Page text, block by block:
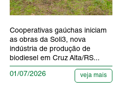
Cooperativas gaúchas iniciam
as obras da Soli3, nova
indústria de produção de
biodiesel em Cruz Alta/RS...
01/07/2026 veja mais